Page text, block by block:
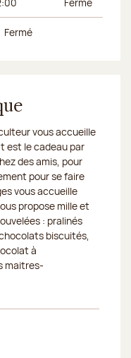
Fermé
vous accueille
est le cadeau par
des amis, pour
pour se faire
vous accueille
propose mille et
: pralinés
biscuités,
à
maitres-